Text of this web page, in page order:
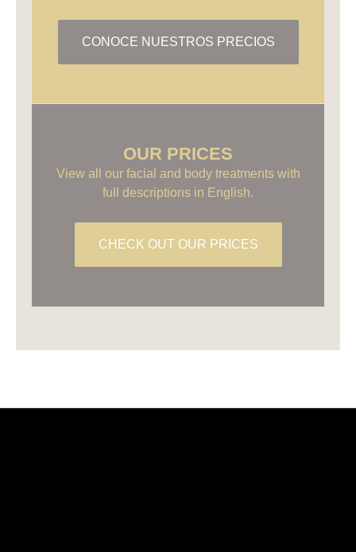
CONOCE NUESTROS PRECIOS
OUR PRICES
View all our facial and body treatments with
full descriptions in English.
CHECK OUT OUR PRICES